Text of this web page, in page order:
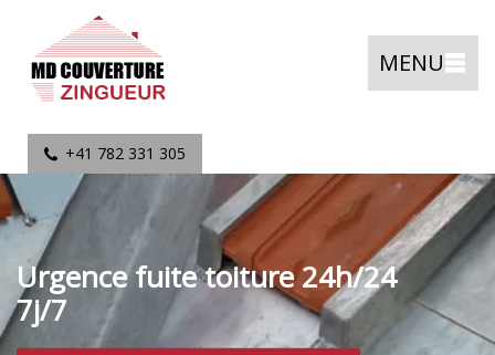
MENU
+41 782 331 305
Urgence fuite toiture 24h/24
7j/7